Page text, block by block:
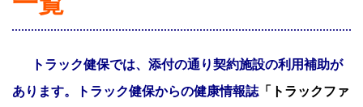
トラック健保では、添付の通り契約施設の利用補助が
あります。トラック健保からの健康情報誌 「トラックファ